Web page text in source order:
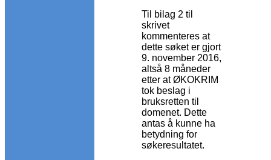
Til bilag 2 til
skrivet
kommenteres at
dette søket er gjort
9. november 2016,
altså 8 måneder
etter at ØKOKRIM
tok beslag i
bruksretten til
domenet. Dette
antas å kunne ha
betydning for
søkeresultatet.